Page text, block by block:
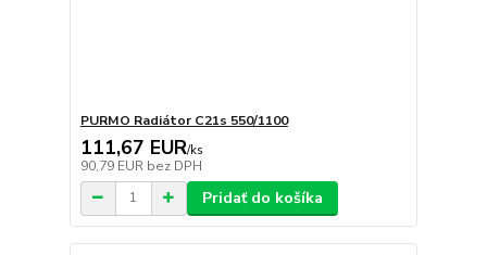
PURMO Radiátor C21s 550/1100
111,67 EUR/ks
90,79 EUR bez DPH
Pridať do košíka